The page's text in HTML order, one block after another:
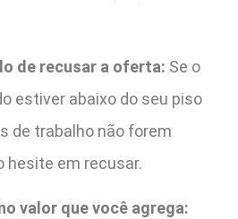
de recusar a oferta: Se o
estiver abaixo do seu piso
de trabalho não forem
hesite em recusar.
valor que você agrega: